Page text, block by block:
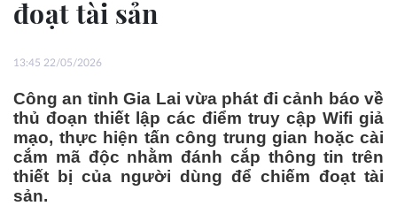
đoạt tài sản
13:45 22/05/2026
Công an tỉnh Gia Lai vừa phát đi cảnh báo về
thủ đoạn thiết lập các điểm truy cập Wifi giả
mạo, thực hiện tấn công trung gian hoặc cài
cắm mã độc nhằm đánh cắp thông tin trên
thiết bị của người dùng để chiếm đoạt tài
sản.